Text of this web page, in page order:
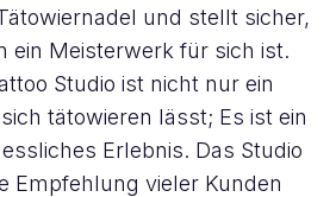
und stellt sicher,
ein Meisterwerk für sich ist.
Studio ist nicht nur ein
tätowieren lässt; Es ist ein
Erlebnis. Das Studio
Empfehlung vieler Kunden